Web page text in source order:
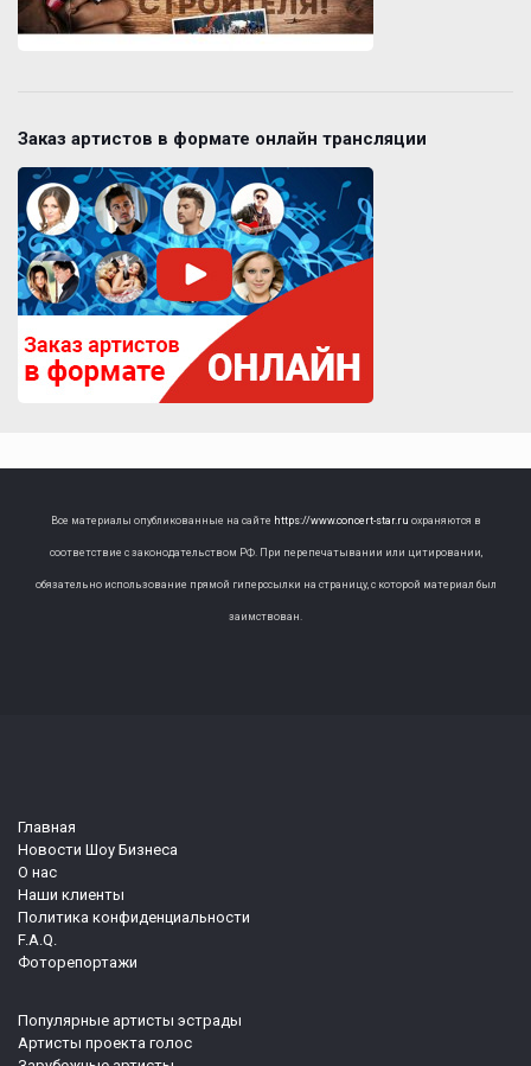
Заказ артистов в формате онлайн трансляции
Все материалы опубликованные на сайте https://www.concert-star.ru охраняются в
соответствие с законодательством РФ. При перепечатывании или цитировании,
обязательно использование прямой гиперссылки на страницу, с которой материал был
заимствован.
Главная
Новости Шоу Бизнеса
О нас
Наши клиенты
Политика конфиденциальности
F.A.Q.
Фоторепортажи
Популярные артисты эстрады
Артисты проекта голос